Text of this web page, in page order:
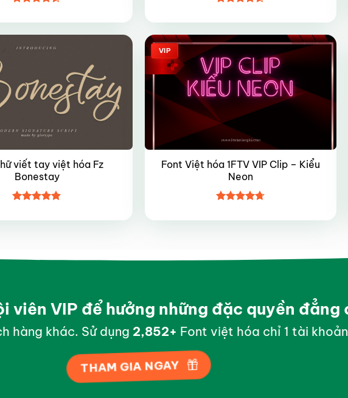
hạng4.45
hạng4.5
viết tay việt hóa Fz
Bonestay
hạng4.95
VIP
Font Việt hóa 1FTV VIP Clip – Kiểu
Neon
hạng4.75
viên VIP để hưởng những đặc quyền đẳng
hàng khác. Sử dụng 2,994+ Font việt hóa chỉ 1 tài
THAM GIA NGAY